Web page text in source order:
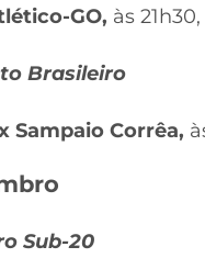
GO, às
Brasileiro
Sampaio Corrêa,
Sub-20